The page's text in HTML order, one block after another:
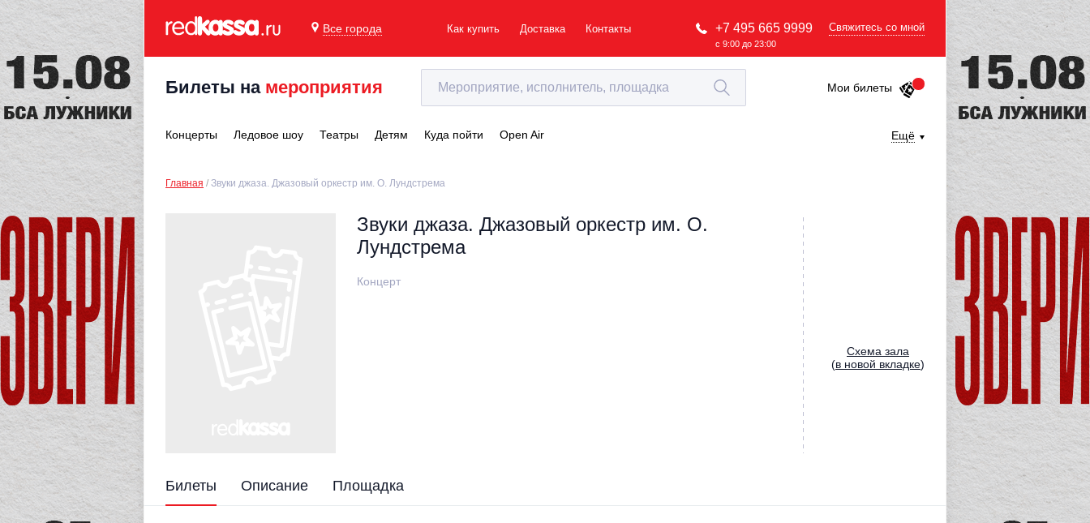
Все города Как купить Доставка Контакты +7 495 665 9999
с 9:00 до 23:00
Свяжитесь со мной
Билеты на мероприятия Мои билеты
Концерты Ледовое шоу Театры Детям Куда пойти Open Air Ещё
Главная Звуки джаза. Джазовый оркестр им. О. Лундстрема
Звуки джаза. Джазовый оркестр им. О.
Лундстрема
Концерт
Cхема зала
(в новой вкладке)
Билеты Описание Площадка